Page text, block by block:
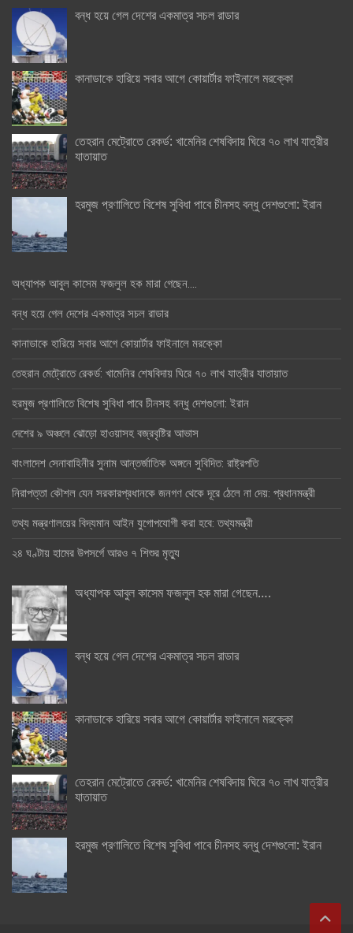
বন্ধ হয়ে গেল দেশের একমাত্র সচল রাডার
কানাডাকে হারিয়ে সবার আগে কোয়ার্টার ফাইনালে মরক্কো
তেহরান মেট্রোতে রেকর্ড: খামেনির শেষবিদায় ঘিরে ৭০ লাখ যাত্রীর
যাতায়াত
হরমুজ প্রণালিতে বিশেষ সুবিধা পাবে চীনসহ বন্ধু দেশগুলো: ইরান
অধ্যাপক আবুল কাসেম ফজলুল হক মারা গেছেন….
বন্ধ হয়ে গেল দেশের একমাত্র সচল রাডার
কানাডাকে হারিয়ে সবার আগে কোয়ার্টার ফাইনালে মরক্কো
তেহরান মেট্রোতে রেকর্ড: খামেনির শেষবিদায় ঘিরে ৭০ লাখ যাত্রীর যাতায়াত
হরমুজ প্রণালিতে বিশেষ সুবিধা পাবে চীনসহ বন্ধু দেশগুলো: ইরান
দেশের ৯ অঞ্চলে ঝোড়ো হাওয়াসহ বজ্রবৃষ্টির আভাস
বাংলাদেশ সেনাবাহিনীর সুনাম আন্তর্জাতিক অঙ্গনে সুবিদিত: রাষ্ট্রপতি
নিরাপত্তা কৌশল যেন সরকারপ্রধানকে জনগণ থেকে দূরে ঠেলে না দেয়: প্রধানমন্ত্রী
তথ্য মন্ত্রণালয়ের বিদ্যমান আইন যুগোপযোগী করা হবে: তথ্যমন্ত্রী
২৪ ঘণ্টায় হামের উপসর্গে আরও ৭ শিশুর মৃত্যু
অধ্যাপক আবুল কাসেম ফজলুল হক মারা গেছেন….
বন্ধ হয়ে গেল দেশের একমাত্র সচল রাডার
কানাডাকে হারিয়ে সবার আগে কোয়ার্টার ফাইনালে মরক্কো
তেহরান মেট্রোতে রেকর্ড: খামেনির শেষবিদায় ঘিরে ৭০ লাখ যাত্রীর
যাতায়াত
হরমুজ প্রণালিতে বিশেষ সুবিধা পাবে চীনসহ বন্ধু দেশগুলো: ইরান